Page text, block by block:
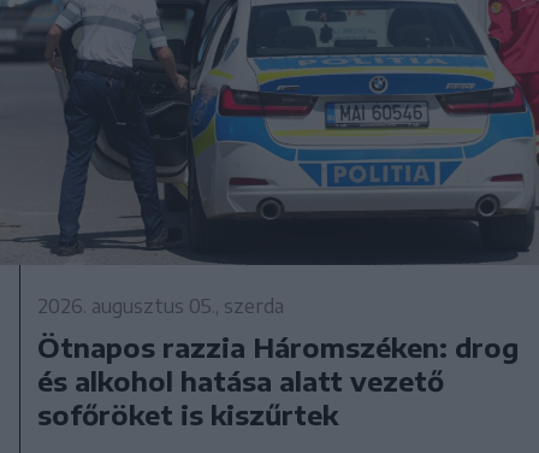
2026. augusztus 05., szerda
Ötnapos razzia Háromszéken: drog
és alkohol hatása alatt vezető
sofőröket is kiszűrtek